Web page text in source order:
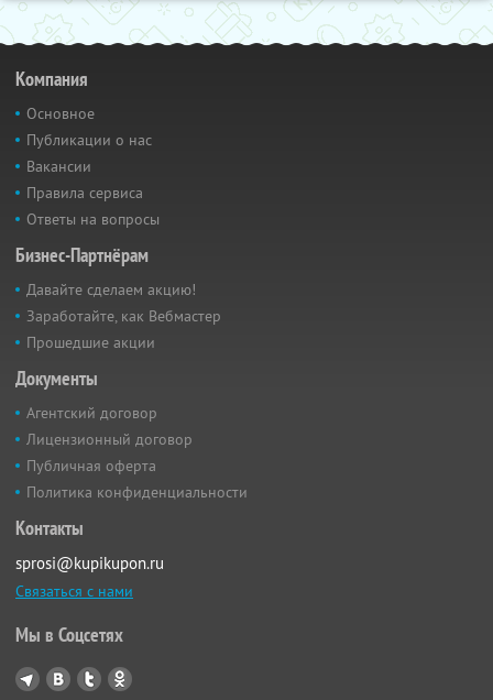
Компания
Основное
Публикации о нас
Вакансии
Правила сервиса
Ответы на вопросы
Бизнес-Партнёрам
Давайте сделаем акцию!
Заработайте, как Вебмастер
Прошедшие акции
Документы
Агентский договор
Лицензионный договор
Публичная оферта
Политика конфиденциальности
Контакты
sprosi@kupikupon.ru
Связаться с нами
Мы в Соцсетях